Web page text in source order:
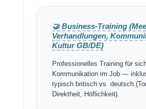
🤝 Business-Training
Verhandlungen,
Kultur GB/DE)
Professionelles Training für
Kommunikation im Job —
typisch britisch vs. deutsch
Direktheit, Höflichkeit).